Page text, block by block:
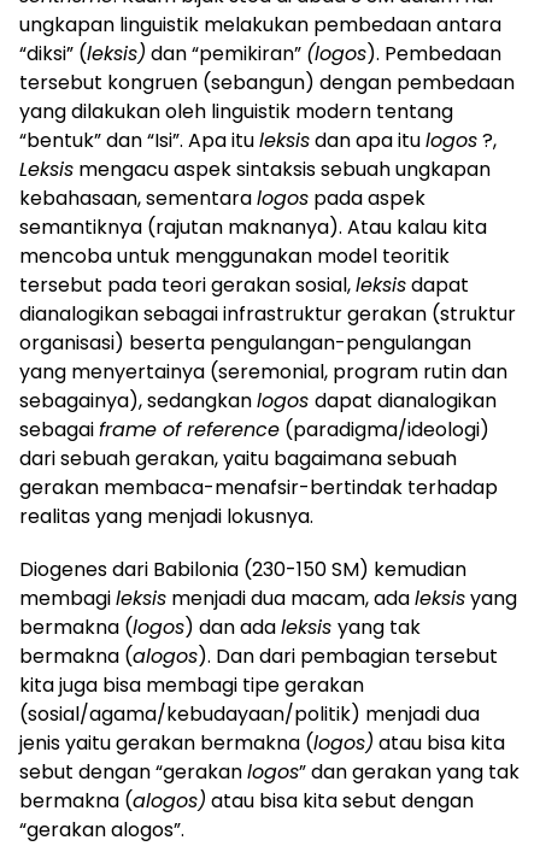
ungkapan linguistik melakukan pembedaan antara
“diksi” (leksis) dan “pemikiran” (logos). Pembedaan
tersebut kongruen (sebangun) dengan pembedaan
yang dilakukan oleh linguistik modern tentang
“bentuk” dan “Isi”. Apa ituleksisdan apa itulogos?,
Leksis mengacu aspek sintaksis sebuah ungkapan
kebahasaan, sementaralogos pada aspek
semantiknya (rajutan maknanya). Atau kalau kita
mencoba untuk menggunakan model teoritik
tersebut pada teori gerakan sosial,leksisdapat
dianalogikan sebagai infrastruktur gerakan (struktur
organisasi) beserta pengulangan-pengulangan
yang menyertainya (seremonial, program rutin dan
sebagainya), sedangkanlogos dapat dianalogikan
sebagaiframe of reference (paradigma/ideologi)
dari sebuah gerakan, yaitu bagaimana sebuah
gerakan membaca-menafsir-bertindak terhadap
realitas yang menjadi lokusnya.
Diogenes dari Babilonia (230-150 SM) kemudian
membagileksis menjadi dua macam, adaleksisyang
bermakna (logos) dan adaleksis yang tak
bermakna (alogos). Dan dari pembagian tersebut
kita juga bisa membagi tipe gerakan
(sosial/agama/kebudayaan/politik) menjadi dua
jenis yaitu gerakan bermakna (logos) atau bisa kita
sebut dengan “gerakanlogos” dan gerakan yang tak
bermakna (alogos) atau bisa kita sebut dengan
“gerakan alogos”.